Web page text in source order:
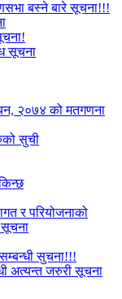
बस्ने बारे सूचना!!!
सूचना
२०७४ को मतगणना
सुची
र परियोजनाको
सूचना
सुचना!!!
अत्यन्त जरुरी सूचना